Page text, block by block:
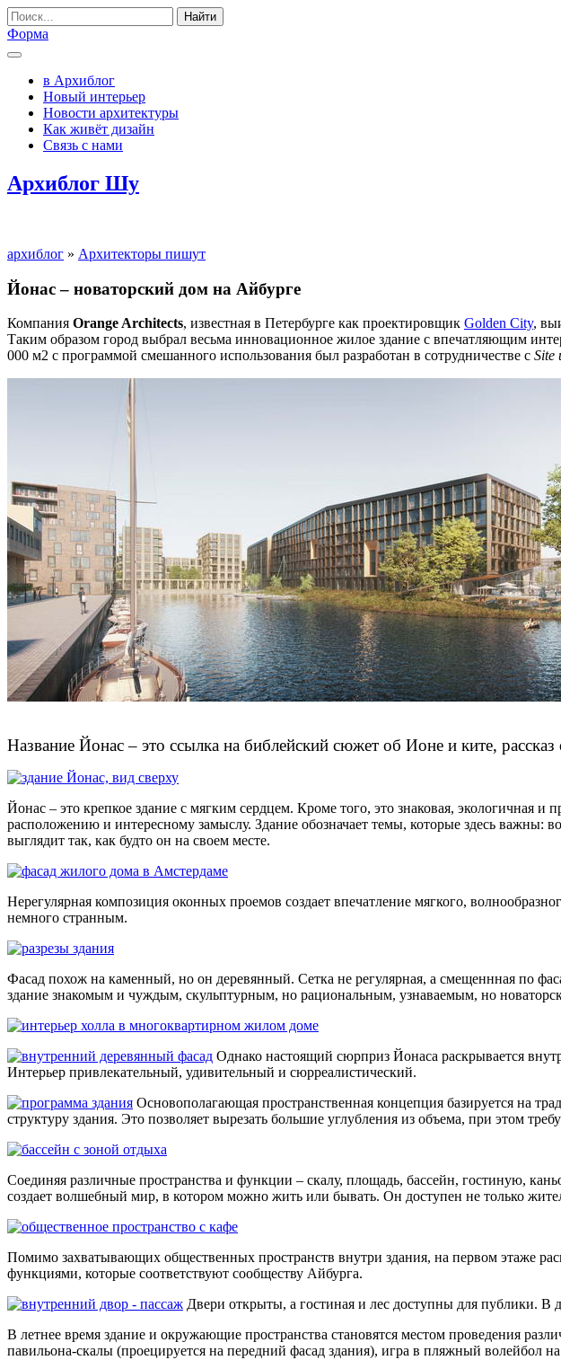
Найти
Форма
в Архиблог
Новый интерьер
Новости архитектуры
Как живёт дизайн
Связь с нами
Архиблог Шу
архиблог » Архитекторы пишут
Йонас – новаторский дом на Айбурге
Компания Orange Architects, известная в Петербурге как проектировщик Golden City,
Таким образом город выбрал весьма инновационное жилое здание с впечатляющим
000 м2 с программой смешанного использования был разработан в сотрудничестве с Site
Название Йонас – это ссылка на библейский сюжет об Ионе и ките,
Йонас – это крепкое здание с мягким сердцем. Кроме того, это знаковая, экологичная
расположению и интересному замыслу. Здание обозначает темы, которые здесь важны:
выглядит так, как будто он на своем месте.
Нерегулярная композиция оконных проемов создает впечатление мягкого,
немного странным.
Фасад похож на каменный, но он деревянный. Сетка не регулярная, а смещеннная по
здание знакомым и чуждым, скульптурным, но рациональным, узнаваемым, но
Однако настоящий сюрприз Йонаса раскрывается
Интерьер привлекательный, удивительный и сюрреалистический.
Основополагающая пространственная концепция базируется на
структуру здания. Это позволяет вырезать большие углубления из объема, при этом
Соединяя различные пространства и функции – скалу, площадь, бассейн, гостиную,
создает волшебный мир, в котором можно жить или бывать. Он доступен не только
Помимо захватывающих общественных пространств внутри здания, на первом этаже
функциями, которые соответствуют сообществу Айбурга.
Двери открыты, а гостиная и лес доступны для публики. В
В летнее время здание и окружающие пространства становятся местом проведения
павильона-скалы (проецируется на передний фасад здания), игра в пляжный волейбол